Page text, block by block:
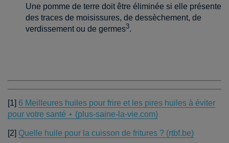
Une pomme de terre doit être éliminée si elle présente
des traces de moisissures, de dessèchement, de
verdissement ou de germes3.
[1] 6 Meilleures huiles pour frire et les pires huiles à éviter
pour votre santé ⋆ (plus-saine-la-vie.com)
[2] Quelle huile pour la cuisson de fritures ? (rtbf.be)